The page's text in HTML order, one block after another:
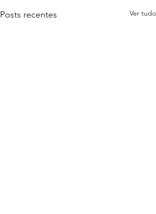
Posts recentes Ver tudo